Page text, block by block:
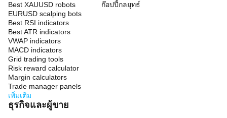
Best XAUUSD robots
EURUSD scalping bots
Best RSI indicators
Best ATR indicators
VWAP indicators
MACD indicators
Grid trading tools
Risk reward calculator
Margin calculators
Trade manager panels
เพิ่มเติม
ก๊อปปี้กลยุทธ์
ธุรกิจและผู้ขาย